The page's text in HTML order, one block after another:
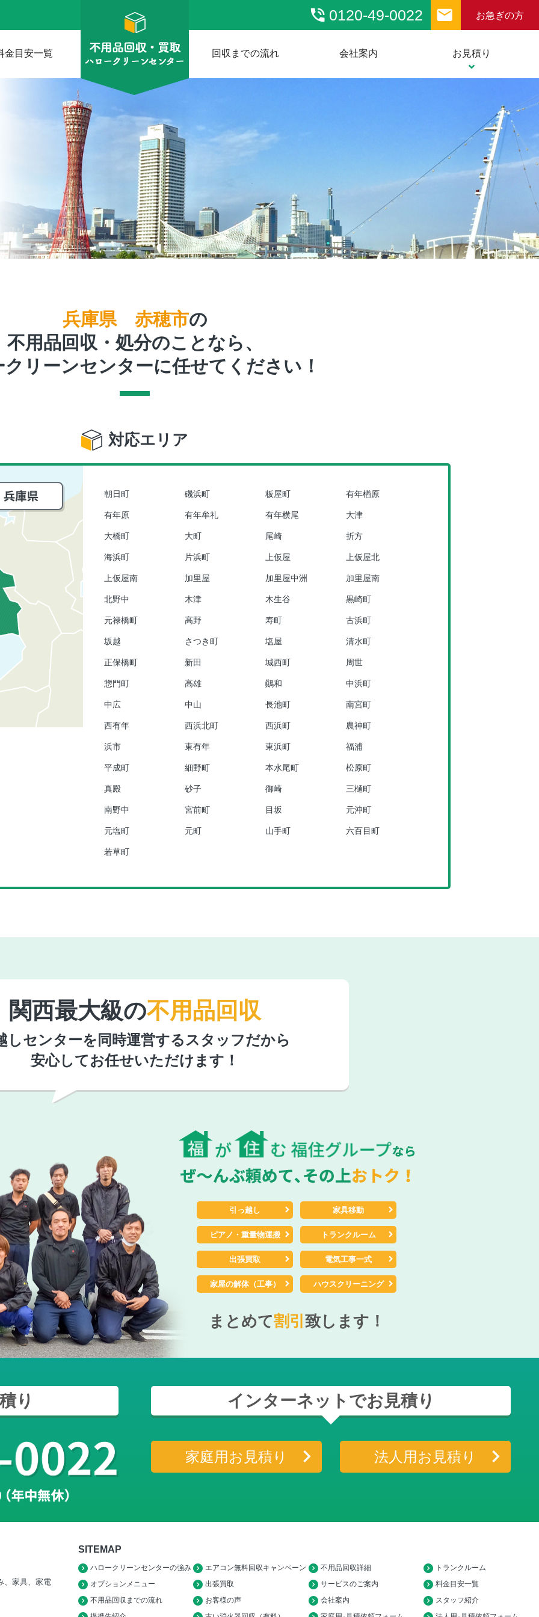
金目安一覧 回収までの流れ 会社案内 お見積り
phone_in_talk 0120-49-0022 email お急ぎの方
兵庫県 赤穂市の
不用品回収・処分のことなら、
リーンセンターに任せてください！
対応エリア
朝日町 磯浜町 板屋町 有年楢原
有年原 有年牟礼 有年横尾 大津
大橋町 大町 尾崎 折方
海浜町 片浜町 上仮屋 上仮屋北
上仮屋南 加里屋 加里屋中洲 加里屋南
北野中 木津 木生谷 黒崎町
元禄橋町 高野 寿町 古浜町
坂越 さつき町 塩屋 清水町
正保橋町 新田 城西町 周世
惣門町 高雄 鷆和 中浜町
中広 中山 長池町 南宮町
西有年 西浜北町 西浜町 農神町
浜市 東有年 東浜町 福浦
平成町 細野町 本水尾町 松原町
真殿 砂子 御崎 三樋町
南野中 宮前町 目坂 元沖町
元塩町 元町 山手町 六百目町
若草町
関西最大級の不用品回収
しセンターを同時運営するスタッフだから
安心してお任せいただけます！
引っ越し 家具移動
ピアノ・重量物運搬 トランクルーム
出張買取 電気工事一式
家屋の解体（工事） ハウスクリーニング
まとめて割引 致します！
り インターネットでお見積り
家庭用お見積り 法人用お見積り
、家具、家電
SITEMAP
ハロークリーンセンターの強み エアコン無料回収キャンペーン 不用品回収詳細
トランクルーム
オプションメニュー
出張買取 サービスのご案内
料金目安一覧
不用品回収までの流れ
お客様の声 会社案内
スタッフ紹介